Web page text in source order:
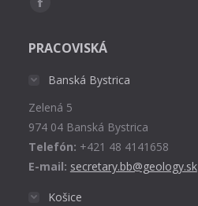
Facebook
opens
window
PRACOVISKÁ
Banská Bystrica
Zelená 5
974 04 Banská Bystrica
Telefón: +421 48 4141658
E-mail: secretary.bb@geology.sk
Košice